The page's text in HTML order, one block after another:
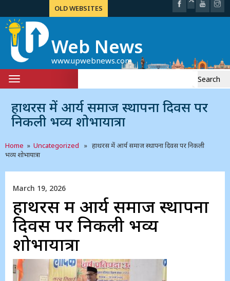
OLD WEBSITES
Web News
www.upwebnews.com
Toggle
navigation
हाथरस में आर्य समाज स्थापना दिवस पर
निकली भव्य शोभायात्रा
Home » Uncategorized » हाथरस में आर्य समाज स्थापना दिवस पर निकली
भव्य शोभायात्रा
March 19, 2026
हाथरस में आर्य समाज स्थापना
दिवस पर निकली भव्य
शोभायात्रा